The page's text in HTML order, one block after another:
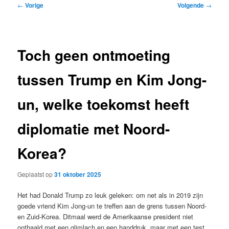
Bericht
← Vorige Volgende →
Toch geen ontmoeting
tussen Trump en Kim Jong-
un, welke toekomst heeft
diplomatie met Noord-
Korea?
Geplaatst op31 oktober 2025
Het had Donald Trump zo leuk geleken: om net als in 2019 zijn
goede vriend Kim Jong-un te treffen aan de grens tussen Noord-
en Zuid-Korea. Ditmaal werd de Amerikaanse president niet